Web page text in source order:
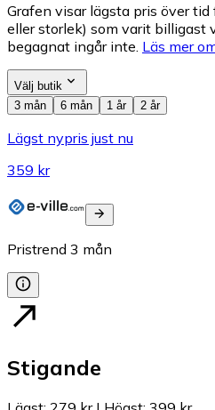
Grafen visar lägsta pris över
eller storlek) som varit billigast
begagnat ingår inte. Läs mer
Välj butik
3 mån
6 mån 1 år 2 år
Lägst nypris just nu
359 kr
Pristrend 3 mån
Stigande